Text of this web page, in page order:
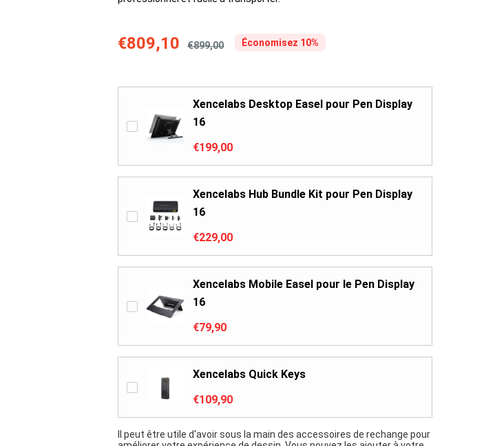
€809,10 €899,00 Économisez 10%
Xencelabs Desktop Easel pour Pen Display
16
€199,00
Xencelabs Hub Bundle Kit pour Pen Display
16
€229,00
Xencelabs Mobile Easel pour le Pen Display
16
€79,90
Xencelabs Quick Keys
€109,90
Il peut être utile d'avoir sous la main des accessoires de rechange pour